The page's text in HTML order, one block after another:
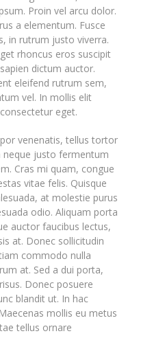
Proin vel arcu dolor.
a elementum. Fusce
in rutrum justo viverra.
rhoncus eros suscipit
dictum auctor.
eleifend rutrum sem,
vel. In mollis elit
eget.
venenatis, tellus tortor
neque justo fermentum
Cras mi quam, congue
vitae felis. Quisque
at molestie purus
odio. Aliquam porta
auctor faucibus lectus,
at. Donec sollicitudin
commodo nulla
at. Sed a dui porta,
Donec posuere
blandit ut. In hac
mollis eu metus
tellus ornare